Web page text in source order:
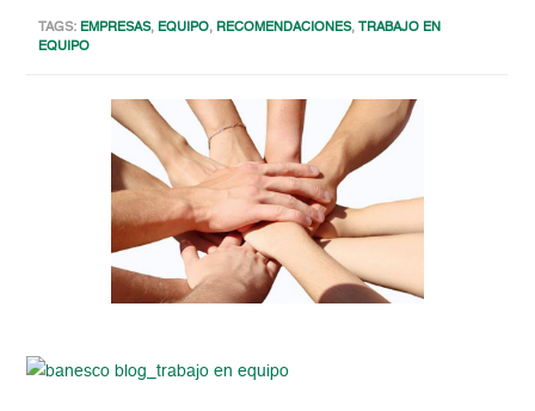
TAGS: EMPRESAS, EQUIPO, RECOMENDACIONES, TRABAJO EN
EQUIPO